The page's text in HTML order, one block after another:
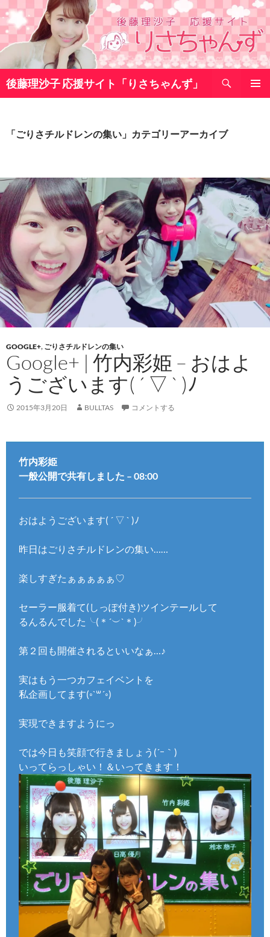
コ
ン
テ
ン
へ
ス
後藤理沙子 応援サイト「りさちゃんず」
索
「ごりさチルドレンの集い」カテゴリーアーカイブ
GOOGLE+, ごりさチルドレンの集い
Google+ | 竹内彩姫 – おはよ
うございます( ´ ▽ ` )ﾉ
2015年3月20日 BULLTAS コメントする
竹内彩姫
一般公開で共有しました – 08:00
おはようございます( ´ ▽ ` )ﾉ
昨日はごりさチルドレンの集い……
楽しすぎたぁぁぁぁぁ♡
セーラー服着て(しっぽ付き)ツインテールして
るんるんでした╰(＊´︶`＊)╯
第２回も開催されるといいなぁ…♪
実はもう一つカフェイベントを
私企画してます(◦`꒳´◦)
実現できますようにっ
では今日も笑顔で行きましょう(´ｰ｀)
いってらっしゃい！＆いってきます！